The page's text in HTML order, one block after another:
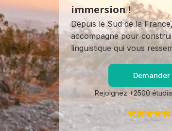
immersion !
Depuis le Sud de la
accompagne pour
linguistique qui vous
Rejoignez +2500